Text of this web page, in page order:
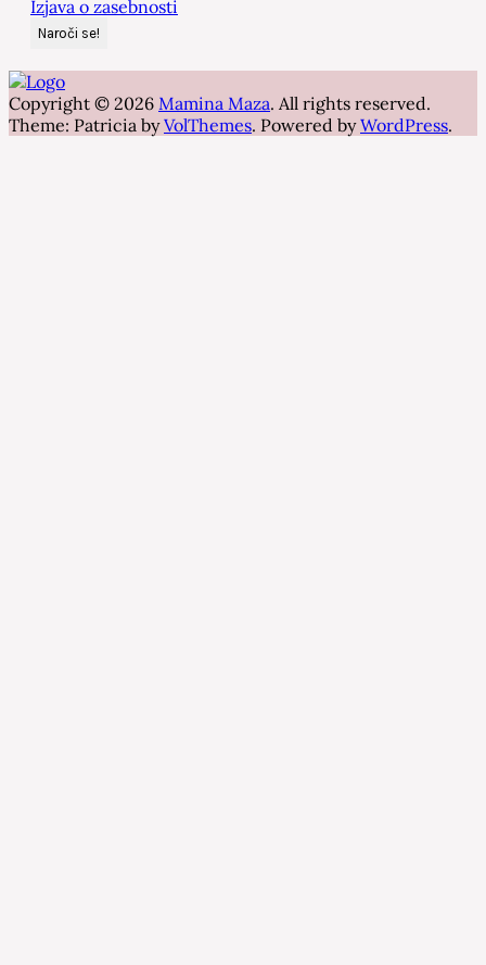
Izjava o zasebnosti
Copyright © 2026 Mamina Maza. All rights reserved.
Theme: Patricia byVolThemes. Powered byWordPress.